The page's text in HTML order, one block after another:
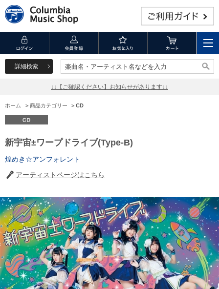
詳細検索 楽曲名・アーティスト名などを入力
楽曲名・アーティスト名などを入力
↓↓【ご確認ください】お知らせがあります↓↓
ホーム > 商品カテゴリー > CD
新宇宙±ワープドライブ(Type-B)
煌めき☆アンフォレント
アーティストページはこちら